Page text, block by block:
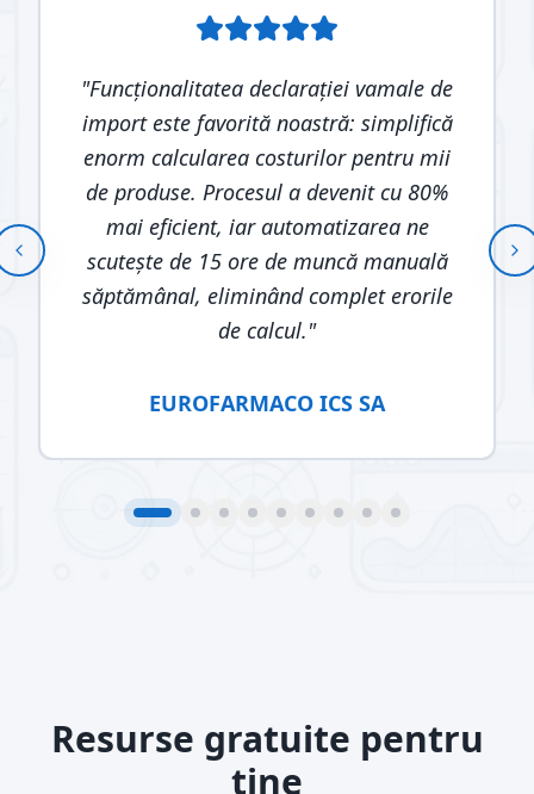
"Funcționalitatea declarației vamale de
import este favorită noastră: simplifică
enorm calcularea costurilor pentru mii
de produse. Procesul a devenit cu 80%
mai eficient, iar automatizarea ne
scutește de 15 ore de muncă manuală
săptămânal, eliminând complet erorile
de calcul."
EUROFARMACO ICS SA
Resurse gratuite pentru
tine